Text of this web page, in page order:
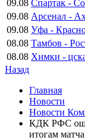
09.08 Спартак -
09.08 Арсенал -
09.08 Уфа -
08.08 Тамбов -
08.08 Химки -
Назад
Главная
Новости
Новости
КДК РФС
итогам